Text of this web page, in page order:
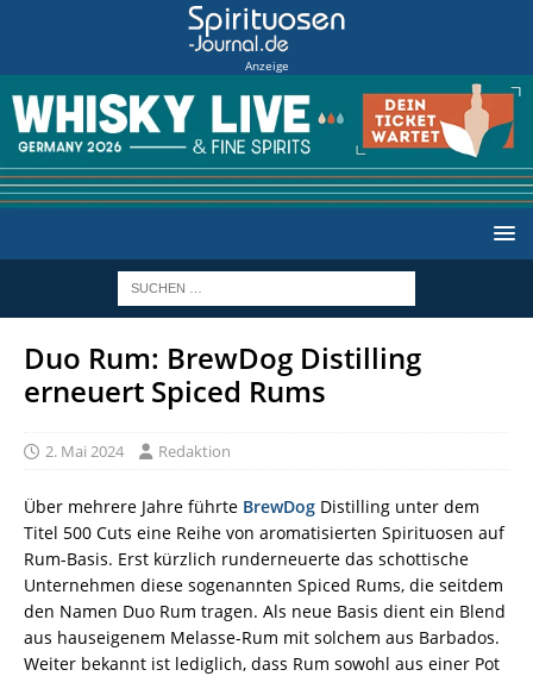
Anzeige
Duo Rum: BrewDog Distilling
erneuert Spiced Rums
2. Mai 2024 Redaktion
Über mehrere Jahre führte BrewDog Distilling unter dem
Titel 500 Cuts eine Reihe von aromatisierten Spirituosen auf
Rum-Basis. Erst kürzlich runderneuerte das schottische
Unternehmen diese sogenannten Spiced Rums, die seitdem
den Namen Duo Rum tragen. Als neue Basis dient ein Blend
aus hauseigenem Melasse-Rum mit solchem aus Barbados.
Weiter bekannt ist lediglich, dass Rum sowohl aus einer Pot